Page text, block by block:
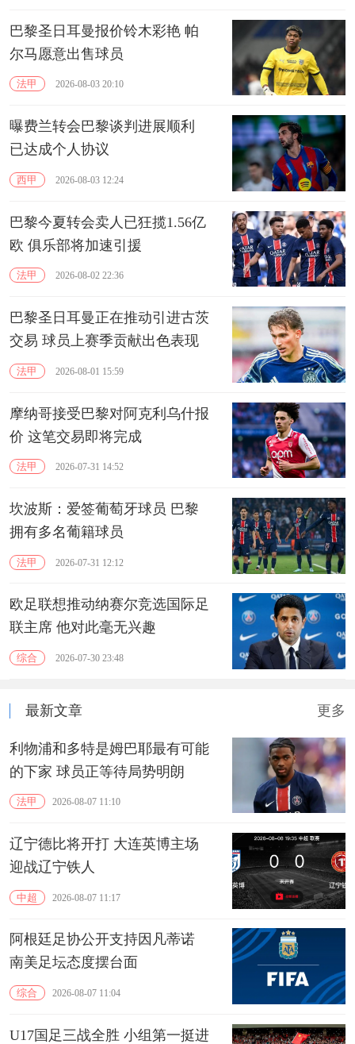
巴黎圣日耳曼报价铃木彩艳 帕
尔马愿意出售球员
法甲 2026-08-03 20:10
曝费兰转会巴黎谈判进展顺利
已达成个人协议
西甲 2026-08-03 12:24
巴黎今夏转会卖人已狂揽1.56亿
欧 俱乐部将加速引援
法甲 2026-08-02 22:36
巴黎圣日耳曼正在推动引进古茨
交易 球员上赛季贡献出色表现
法甲 2026-08-01 15:59
摩纳哥接受巴黎对阿克利乌什报
价 这笔交易即将完成
法甲 2026-07-31 14:52
坎波斯：爱签葡萄牙球员 巴黎
拥有多名葡籍球员
法甲 2026-07-31 12:12
欧足联想推动纳赛尔竞选国际足
联主席 他对此毫无兴趣
综合 2026-07-30 23:48
最新文章 更多
利物浦和多特是姆巴耶最有可能
的下家 球员正等待局势明朗
法甲 2026-08-07 11:10
辽宁德比将开打 大连英博主场
迎战辽宁铁人
中超 2026-08-07 11:17
阿根廷足协公开支持因凡蒂诺
南美足坛态度摆台面
综合 2026-08-07 11:04
U17国足三战全胜 小组第一挺进